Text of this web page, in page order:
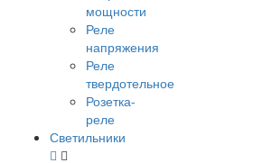
мощности
Реле
напряжения
Реле
твердотельное
Розетка-
реле
Светильники